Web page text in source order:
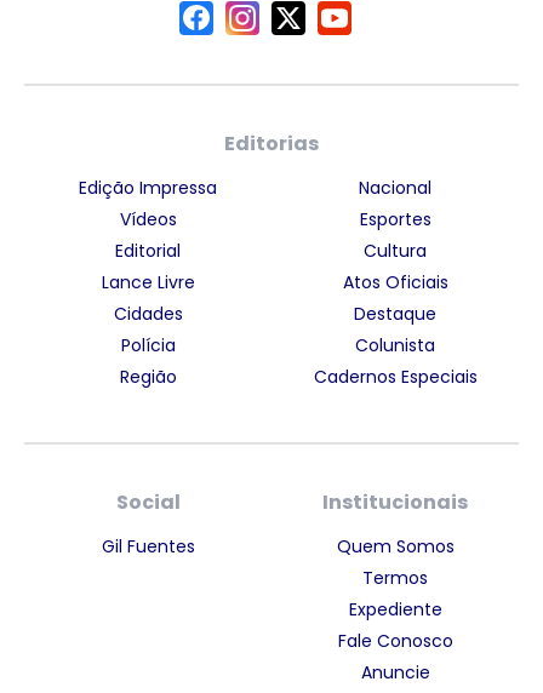
Editorias
Edição Impressa
Vídeos
Editorial
Lance Livre
Cidades
Polícia
Região
Nacional
Esportes
Cultura
Atos Oficiais
Destaque
Colunista
Cadernos Especiais
Social
Gil Fuentes
Institucionais
Quem Somos
Termos
Expediente
Fale Conosco
Anuncie